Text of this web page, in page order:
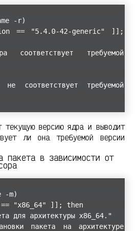
-r)
== "5.4.0-42-generic" ]];
соответствует требуемой
соответствует требуемой
текущую версию ядра и выводит
ли она требуемой версии
пакета в зависимости от
-m)
"x86_64" ]]; then
для архитектуры x86_64."
пакета на архитектуре